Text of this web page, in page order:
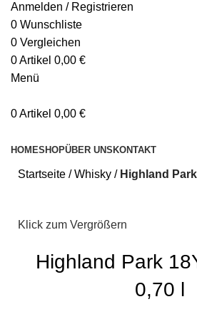
Anmelden / Registrieren
0 Wunschliste
0 Vergleichen
0Artikel 0,00 €
Menü
0Artikel 0,00 €
HOMESHOPÜBER UNS KONTAKT
Startseite Whisky Highland Park
Klick zum Vergrößern
Highland Park
0,70 l